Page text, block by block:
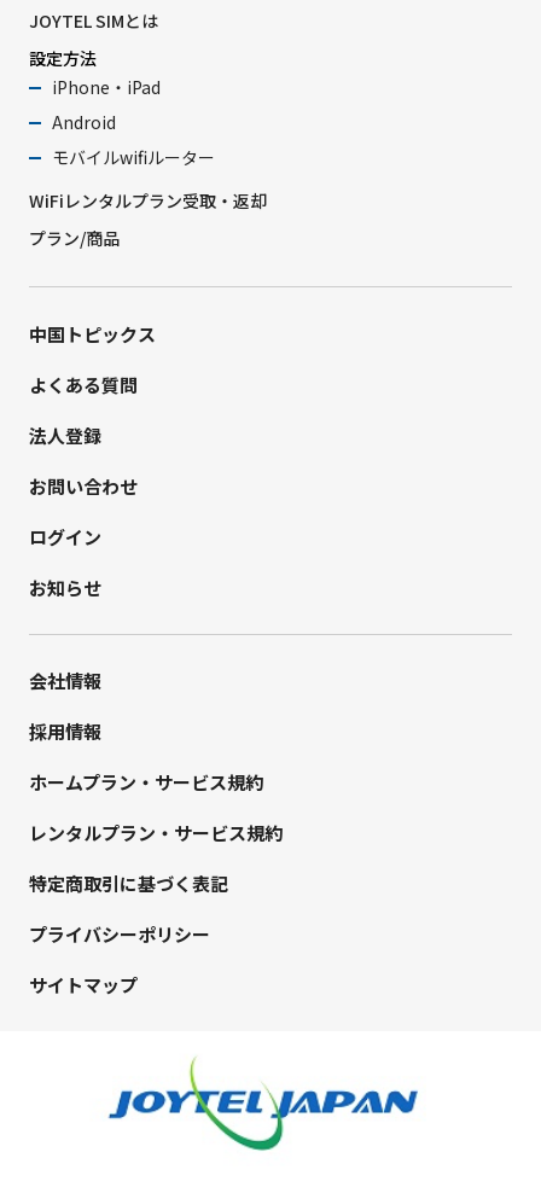
JOYTEL SIMとは
設定方法
iPhone・iPad
Android
モバイルwifiルーター
WiFiレンタルプラン受取・返却
プラン/商品
中国トピックス
よくある質問
法人登録
お問い合わせ
ログイン
お知らせ
会社情報
採用情報
ホームプラン・サービス規約
レンタルプラン・サービス規約
特定商取引に基づく表記
プライバシーポリシー
サイトマップ